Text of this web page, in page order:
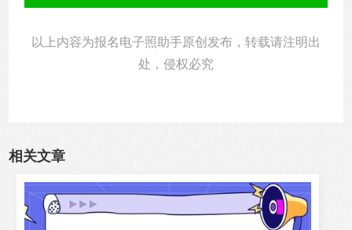
以上内容为报名电子照助手原创发布，转载请注明出
处，侵权必究
相关文章